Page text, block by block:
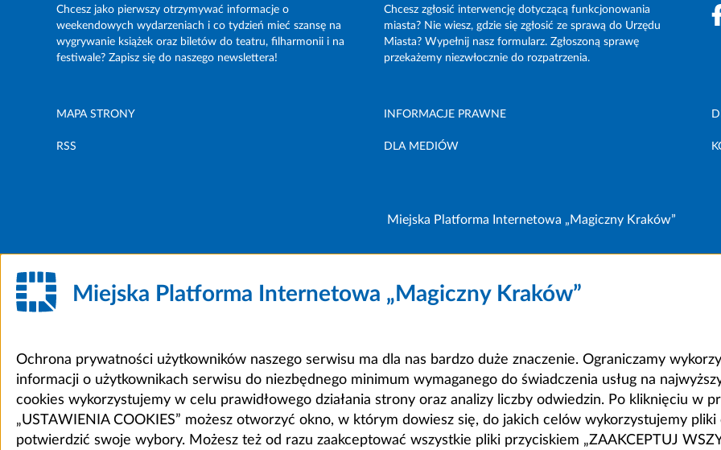
Chcesz jako pierwszy otrzymywać informacje o
weekendowych wydarzeniach i co tydzień mieć szansę na
wygrywanie książek oraz biletów do teatru, filharmonii i na
festiwale? Zapisz się do naszego newslettera!
Chcesz zgłosić interwencję dotyczącą funkcjonowania
miasta? Nie wiesz, gdzie się zgłosić ze sprawą do Urzędu
Miasta? Wypełnij nasz formularz. Zgłoszoną sprawę
przekażemy niezwłocznie do rozpatrzenia.
MAPA STRONY INFORMACJE PRAWNE
RSS DLA MEDIÓW
Miejska Platforma Internetowa „Magiczny Kraków”
Miejska Platforma Internetowa „Magiczny Kraków”
Ochrona prywatności użytkowników naszego serwisu ma dla nas bardzo duże znaczenie. Ograniczamy
informacji o użytkownikach serwisu do niezbędnego minimum wymaganego do świadczenia usług na
cookies wykorzystujemy w celu prawidłowego działania strony oraz analizy liczby odwiedzin. Po kliknięciu w
„USTAWIENIA COOKIES” możesz otworzyć okno, w którym dowiesz się, do jakich celów wykorzystujemy pliki
potwierdzić swoje wybory. Możesz też od razu zaakceptować wszystkie pliki przyciskiem „ZAAKCEPTUJ